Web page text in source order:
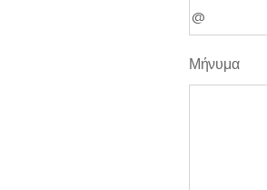
Μήνυμα